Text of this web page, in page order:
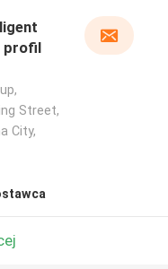
profil
Street,
City,